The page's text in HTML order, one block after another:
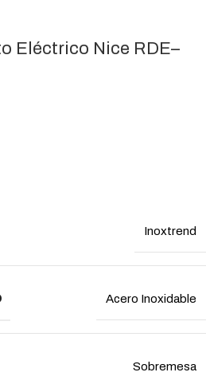
Eléctrico Nice RDE–
Inoxtrend
Acero Inoxidable
Sobremesa